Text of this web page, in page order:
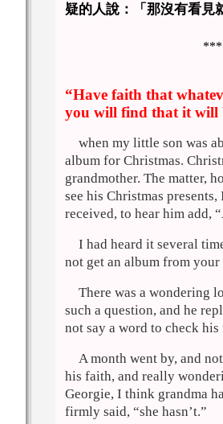
疑的人說：「那沒有看見
“Have faith that
you will find that it will
when my little son was
album for Christmas.
grandmother. The matter,
see his Christmas
received, to hear him add,
I had heard it several
not get an album from
There was a wondering
such a question, and he
not say a word to check
A month went by, and
his faith, and really
Georgie, I think grandma
firmly said, “she hasn’t.”